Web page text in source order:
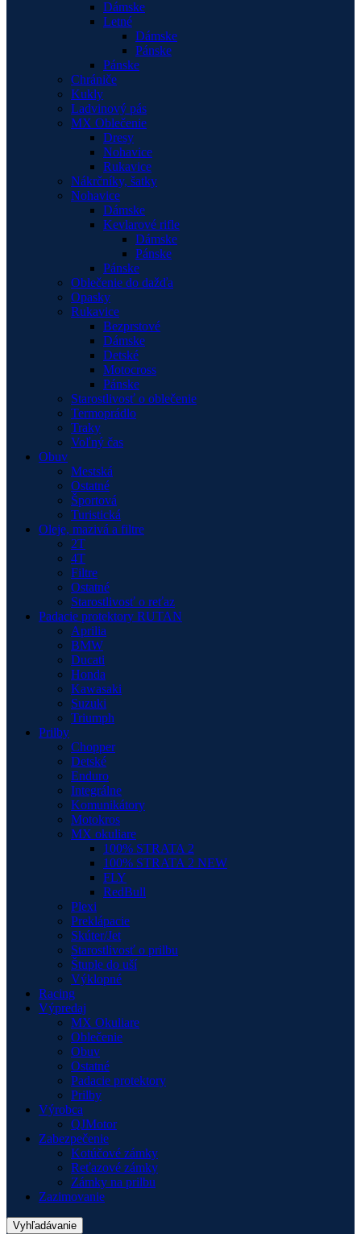
Dámske
Letné
Dámske
Pánske
Pánske
Chrániče
Kukly
Ladvinový pás
MX Oblečenie
Dresy
Nohavice
Rukavice
Nákrčníky, šatky
Nohavice
Dámske
Kevlarové rifle
Dámske
Pánske
Pánske
Oblečenie do dažďa
Opasky
Rukavice
Bezprstové
Dámske
Detské
Motocross
Pánske
Starostlivosť o oblečenie
Termoprádlo
Traky
Voľný čas
Obuv
Mestská
Ostatné
Športová
Turistická
Oleje, mazivá a filtre
2T
4T
Filtre
Ostatné
Starostlivosť o reťaz
Padacie protektory RUTAN
Aprilia
BMW
Ducati
Honda
Kawasaki
Suzuki
Triumph
Prilby
Chopper
Detské
Enduro
Integrálne
Komunikátory
Motokros
MX okuliare
100% STRATA 2
100% STRATA 2 NEW
FLY
RedBull
Plexi
Preklápacie
Skúter/Jet
Starostlivosť o prilbu
Štuple do uší
Výklopné
Racing
Výpredaj
MX Okuliare
Oblečenie
Obuv
Ostatné
Padacie protektory
Prilby
Výrobca
QJMotor
Zabezpečenie
Kotúčové zámky
Reťazové zámky
Zámky na prilbu
Zazimovanie
Vyhľadávanie